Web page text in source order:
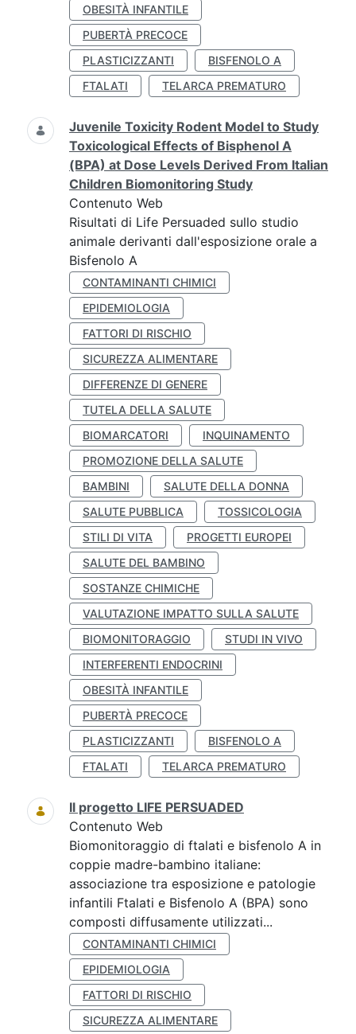
OBESITÀ INFANTILE
PUBERTÀ PRECOCE
PLASTICIZZANTI
BISFENOLO A
FTALATI
TELARCA PREMATURO
Juvenile Toxicity Rodent Model to Study
Toxicological Effects of Bisphenol A
(BPA) at Dose Levels Derived From Italian
Children Biomonitoring Study
Contenuto Web
Risultati di Life Persuaded sullo studio
animale derivanti dall'esposizione orale a
Bisfenolo A
CONTAMINANTI CHIMICI
EPIDEMIOLOGIA
FATTORI DI RISCHIO
SICUREZZA ALIMENTARE
DIFFERENZE DI GENERE
TUTELA DELLA SALUTE
BIOMARCATORI
INQUINAMENTO
PROMOZIONE DELLA SALUTE
BAMBINI
SALUTE DELLA DONNA
SALUTE PUBBLICA
TOSSICOLOGIA
STILI DI VITA
PROGETTI EUROPEI
SALUTE DEL BAMBINO
SOSTANZE CHIMICHE
VALUTAZIONE IMPATTO SULLA SALUTE
BIOMONITORAGGIO
STUDI IN VIVO
INTERFERENTI ENDOCRINI
OBESITÀ INFANTILE
PUBERTÀ PRECOCE
PLASTICIZZANTI
BISFENOLO A
FTALATI
TELARCA PREMATURO
Il progetto LIFE PERSUADED
Contenuto Web
Biomonitoraggio di ftalati e bisfenolo A in
coppie madre-bambino italiane:
associazione tra esposizione e patologie
infantili Ftalati e Bisfenolo A (BPA) sono
composti diffusamente utilizzati...
CONTAMINANTI CHIMICI
EPIDEMIOLOGIA
FATTORI DI RISCHIO
SICUREZZA ALIMENTARE